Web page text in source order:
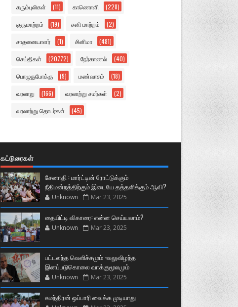
கரும்புலிகள் (11) காணொளி (228)
குருமாற்றம் (19) சனி மாற்றம் (2)
சாதனையாளர் (1) சினிமா (481)
செய்திகள் (20772) நேர்காணல் (40)
பொழுதுபோக்கு (9) மண்வாசம் (18)
வரலாறு (166) வரலாற்று சமர்கள் (2)
வரலாற்று தொடர்கள் (45)
கட்டுரைகள்
சேனாதி : மார்ட்டின் ரோட்டுக்கும்
நீதிமன்றத்திற்கும் இடையே தத்தளிக்கும் ஆவி?
Unknown Mar 23, 2025
தையிட்டி விகாரை: என்ன செய்யலாம்?
Unknown Mar 23, 2025
பட்டலந்த வெளிச்சமும் -வலுவிழந்த
இனப்படுகொலை வாக்குமூலமும்
Unknown Mar 23, 2025
சுமந்திரன் ஒப்பாரி வைக்க முடியாது